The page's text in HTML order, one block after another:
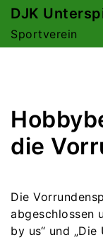
Zum
springen
DJK
Sportverein
die
Die
abgeschlossen
by us“ und